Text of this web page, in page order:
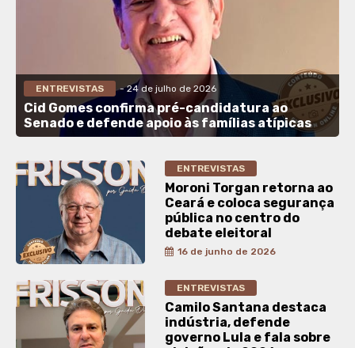
ENTREVISTAS - 24 de julho de 2026
Cid Gomes confirma pré-candidatura ao
Senado e defende apoio às famílias atípicas
ENTREVISTAS
Moroni Torgan retorna ao
Ceará e coloca segurança
pública no centro do
debate eleitoral
16 de junho de 2026
ENTREVISTAS
Camilo Santana destaca
indústria, defende
governo Lula e fala sobre